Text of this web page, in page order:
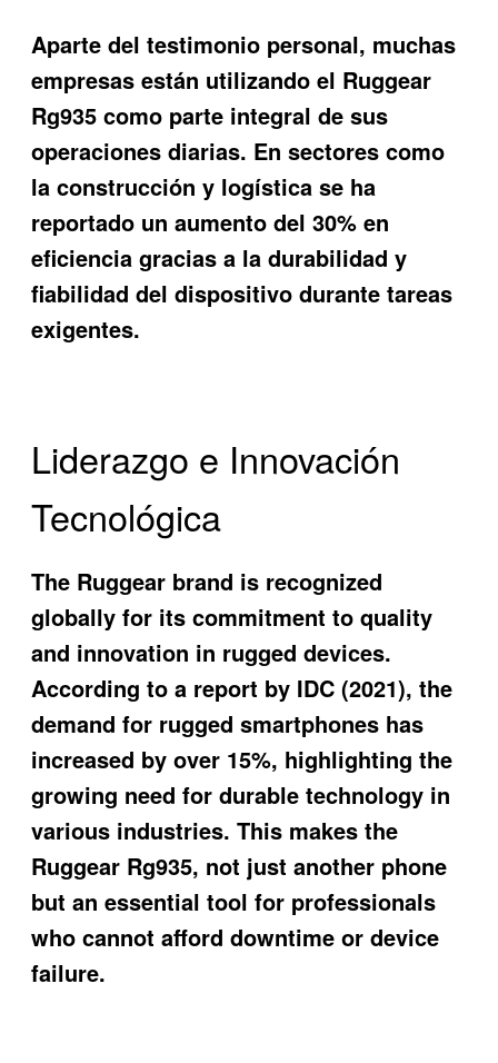
Aparte del testimonio personal, muchas
empresas están utilizando el Ruggear
Rg935 como parte integral de sus
operaciones diarias. En sectores como
la construcción y logística se ha
reportado un aumento del 30% en
eficiencia gracias a la durabilidad y
fiabilidad del dispositivo durante tareas
exigentes.
Liderazgo e Innovación
Tecnológica
The Ruggear brand is recognized
globally for its commitment to quality
and innovation in rugged devices.
According to a report by IDC (2021), the
demand for rugged smartphones has
increased by over 15%, highlighting the
growing need for durable technology in
various industries. This makes the
Ruggear Rg935, not just another phone
but an essential tool for professionals
who cannot afford downtime or device
failure.